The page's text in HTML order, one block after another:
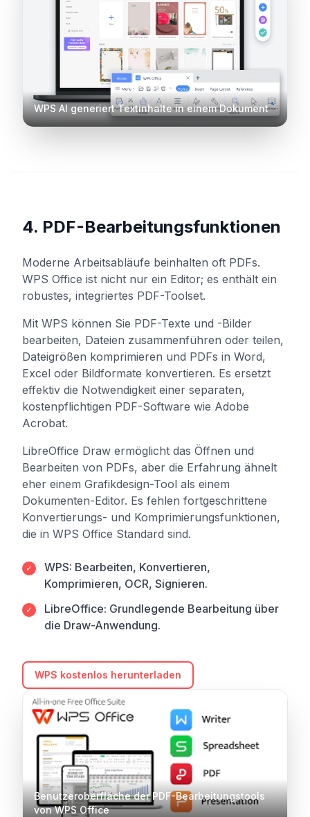
WPS AI generiert Textinhalte in einem Dokument
4. PDF-Bearbeitungsfunktionen
Moderne Arbeitsabläufe beinhalten oft PDFs.
WPS Office ist nicht nur ein Editor; es enthält ein
robustes, integriertes PDF-Toolset.
Mit WPS können Sie PDF-Texte und -Bilder
bearbeiten, Dateien zusammenführen oder teilen,
Dateigrößen komprimieren und PDFs in Word,
Excel oder Bildformate konvertieren. Es ersetzt
effektiv die Notwendigkeit einer separaten,
kostenpflichtigen PDF-Software wie Adobe
Acrobat.
LibreOffice Draw ermöglicht das Öffnen und
Bearbeiten von PDFs, aber die Erfahrung ähnelt
eher einem Grafikdesign-Tool als einem
Dokumenten-Editor. Es fehlen fortgeschrittene
Konvertierungs- und Komprimierungsfunktionen,
die in WPS Office Standard sind.
✓
WPS: Bearbeiten, Konvertieren,
Komprimieren, OCR, Signieren.
✓
LibreOffice: Grundlegende Bearbeitung über
die Draw-Anwendung.
WPS kostenlos herunterladen
Benutzeroberfläche der PDF-Bearbeitungstools
von WPS Office